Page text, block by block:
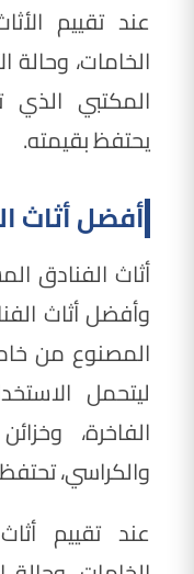
عند تقييم
الخامات، وحالة
المكتبي الذي
يحتفظ بقيمته.
أفضل أثاث
أثاث الفنادق
وأفضل أثاث
المصنوع من
ليتحمل
الفاخرة،
والكراسي،
عند تقييم